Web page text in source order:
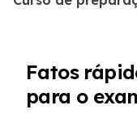
Fatos
para o